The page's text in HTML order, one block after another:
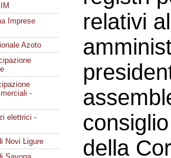
Imprese
Azoto
-
elettrici -
Novi Ligure
relativi
della